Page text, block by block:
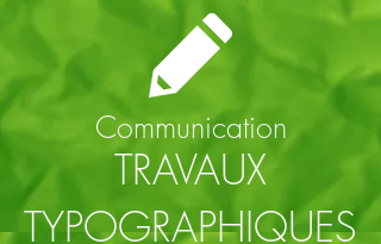
Communication
TRAVAUX
TYPOGRAPHIQUES